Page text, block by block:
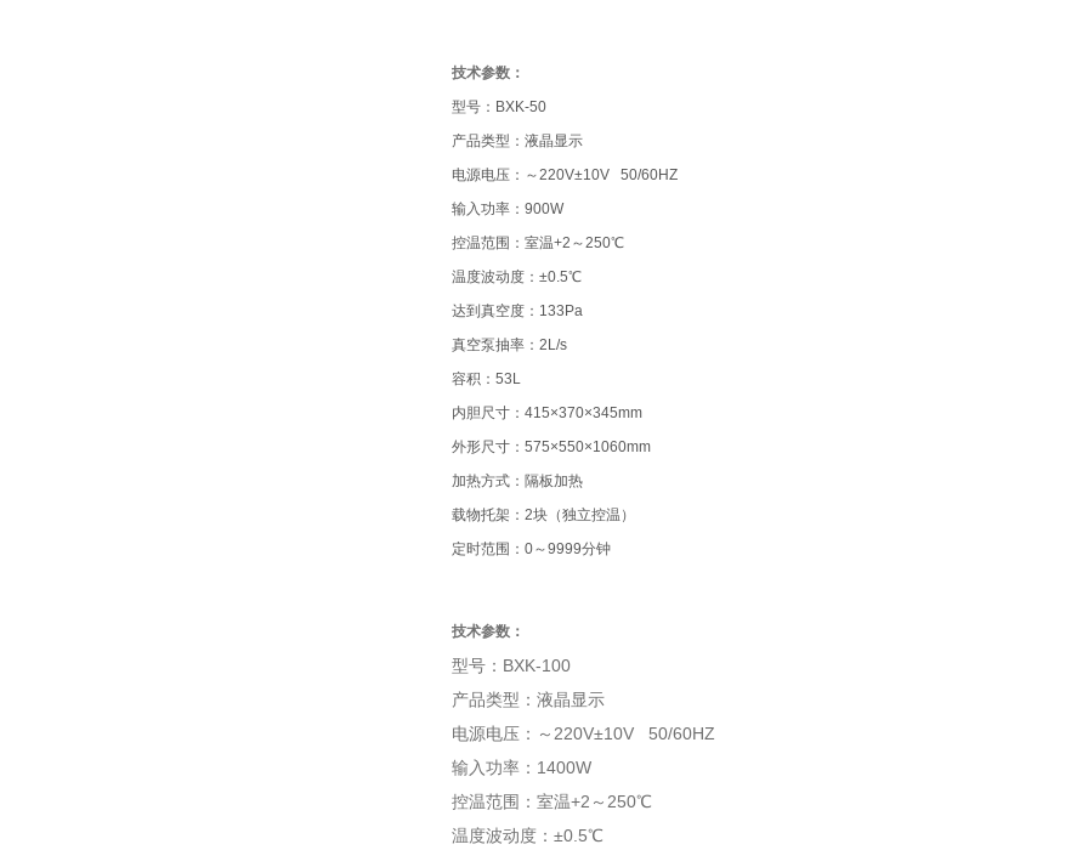
技术参数：
型号：BXK-50
产品类型：液晶显示
电源电压：～220V±10V 50/60HZ
输入功率：900W
控温范围：室温+2～250℃
温度波动度：±0.5℃
达到真空度：133Pa
真空泵抽率：2L/s
容积：53L
内胆尺寸：415×370×345mm
外形尺寸：575×550×1060mm
加热方式：隔板加热
载物托架：2块（独立控温）
定时范围：0～9999分钟
技术参数：
型号：BXK-100
产品类型：液晶显示
电源电压：～220V±10V 50/60HZ
输入功率：1400W
控温范围：室温+2～250℃
温度波动度：±0.5℃